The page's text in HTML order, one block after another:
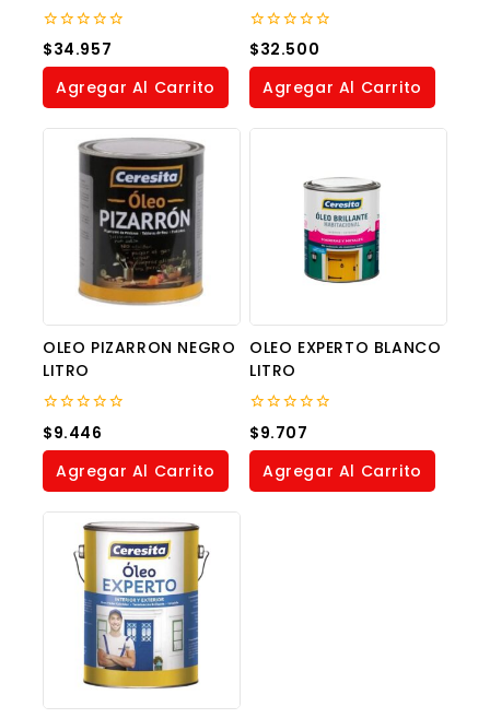
0
out
of
$34.957
Agregar Al Carrito
0
out
of
$32.500
Agregar Al Carrito
OLEO PIZARRON NEGRO
LITRO
0
out
of
$9.446
Agregar Al Carrito
OLEO EXPERTO BLANCO
LITRO
0
out
of
$9.707
Agregar Al Carrito